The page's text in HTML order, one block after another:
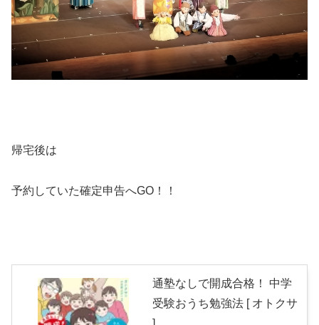
帰宅後は
予約していた確定申告へGO！！
通塾なしで開成合格！ 中学
受験おうち勉強法 [ オトクサ